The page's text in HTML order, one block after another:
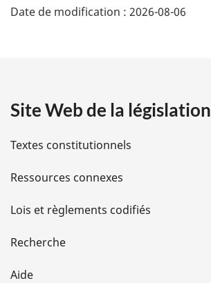
é
i
l
s
d
e
l
Date de modification : 2026-08-06
Site Web de la législation
Textes constitutionnels
Ressources connexes
Lois et règlements codifiés
Recherche
Aide